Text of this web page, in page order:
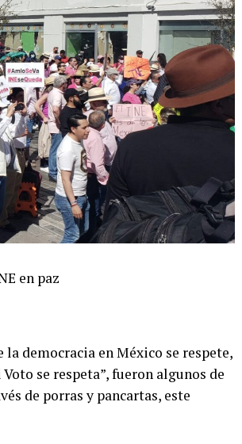
en paz
democracia en México se respete,
Voto se respeta”, fueron algunos de
de porras y pancartas, este